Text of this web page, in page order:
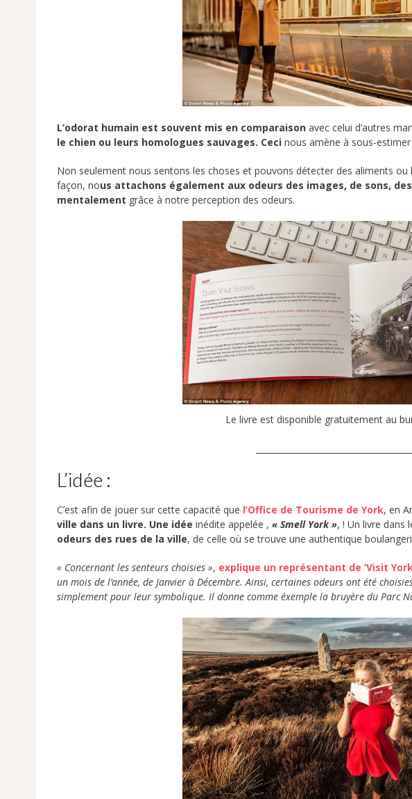
L’odorat humain est souvent mis en comparaison avec celui d’autres
le chien ou leurs homologues sauvages. Ceci nous amène à sous-
Non seulement nous sentons les choses et pouvons détecter des aliments
façon, nous attachons également aux odeurs des images, de sons,
mentalement grâce à notre perception des odeurs.
Le livre est disponible gratuitement au
L’idée :
C’est afin de jouer sur cette capacité que l’Office de Tourisme de York, en
ville dans un livre. Une idée inédite appelée , « Smell York », ! Un livre dans
odeurs des rues de la ville, de celle où se trouve une authentique
« Concernant les senteurs choisies », explique un représentant de ‘Visit
un mois de l’année, de Janvier à Décembre. Ainsi, certaines odeurs ont été
simplement pour leur symbolique. Il donne comme éxemple la bruyère du Parc